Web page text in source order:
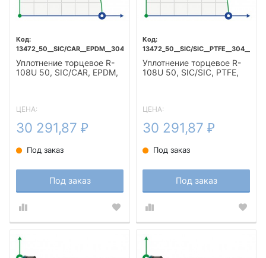
13472_50__SIC/CAR__EPDM__304__T5F
Уплотнение торцевое R-
108U 50, SIC/CAR, EPDM,
ЦЕНА:
30 291,87 ₽
Под заказ
Под заказ
13472_50__SIC/SIC__PTFE__304__T5F
Уплотнение торцевое R-
108U 50, SIC/SIC, PTFE,
ЦЕНА:
30 291,87 ₽
Под заказ
Под заказ